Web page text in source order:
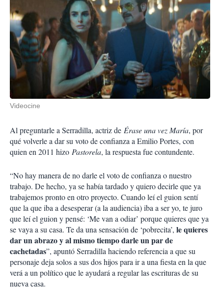
Videocine
Al preguntarle a Serradilla, actriz de Érase una vez María, por
qué volverle a dar su voto de confianza a Emilio Portes, con
quien en 2011 hizo Pastorela, la respuesta fue contundente.
“No hay manera de no darle el voto de confianza o nuestro
trabajo. De hecho, ya se había tardado y quiero decirle que ya
trabajemos pronto en otro proyecto. Cuando leí el guion sentí
que la que iba a desesperar (a la audiencia) iba a ser yo, te juro
que leí el guion y pensé: ‘Me van a odiar’ porque quieres que ya
se vaya a su casa. Te da una sensación de ‘pobrecita’, le quieres
dar un abrazo y al mismo tiempo darle un par de
cachetadas”, apuntó Serradilla haciendo referencia a que su
personaje deja solos a sus dos hijos para ir a una fiesta en la que
verá a un político que le ayudará a regular las escrituras de su
nueva casa.